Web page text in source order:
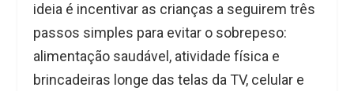
ideia é incentivar as crianças a seguirem três
passos simples para evitar o sobrepeso:
alimentação saudável, atividade física e
brincadeiras longe das telas da TV, celular e